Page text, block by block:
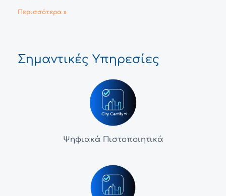
Περισσότερα »
Σημαντικές Υπηρεσίες
Ψηφιακά Πιστοποιητικά